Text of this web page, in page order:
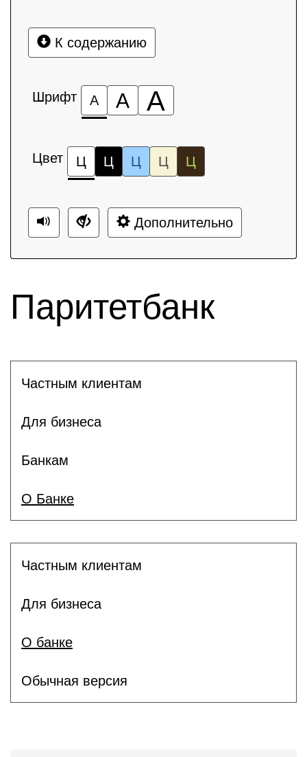
К содержанию
Шрифт А А А
Цвет Ц Ц Ц Ц Ц
Дополнительно
Паритетбанк
Частным клиентам
Для бизнеса
Банкам
О Банке
Частным клиентам
Для бизнеса
О банке
Обычная версия